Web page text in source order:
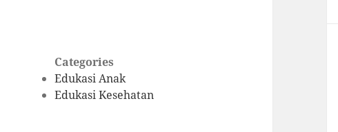
Categories
Edukasi Anak
Edukasi Kesehatan